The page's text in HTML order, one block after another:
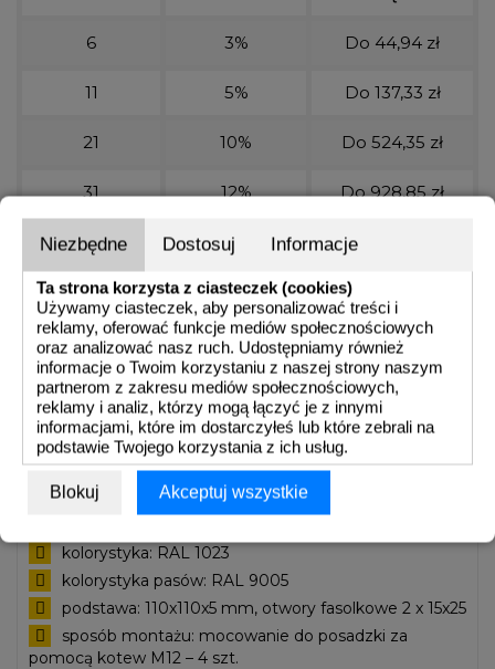
6 3% Do 44,94 zł
11 5% Do 137,33 zł
21 10% Do 524,35 zł
31 12% Do 928,85 zł
51 15% Do 1 910,13 zł
Ilość DODAJ DO KOSZYKA
OPIS DETALE ZAŁĄCZNIKI OCENY
Parametry produktu:
średnica: fi 76,1
kolorystyka: RAL 1023
kolorystyka pasów: RAL 9005
podstawa: 110x110x5 mm, otwory fasolkowe 2 x 15x25
sposób montażu: mocowanie do posadzki za
pomocą kotew M12 – 4 szt.
Niezbędne Dostosuj Informacje
Ta strona korzysta z ciasteczek (cookies)
Używamy ciasteczek, aby personalizować treści i
reklamy, oferować funkcje mediów społecznościowych
oraz analizować nasz ruch. Udostępniamy również
informacje o Twoim korzystaniu z naszej strony naszym
partnerom z zakresu mediów społecznościowych,
reklamy i analiz, którzy mogą łączyć je z innymi
informacjami, które im dostarczyłeś lub które zebrali na
podstawie Twojego korzystania z ich usług.
Blokuj Akceptuj wszystkie